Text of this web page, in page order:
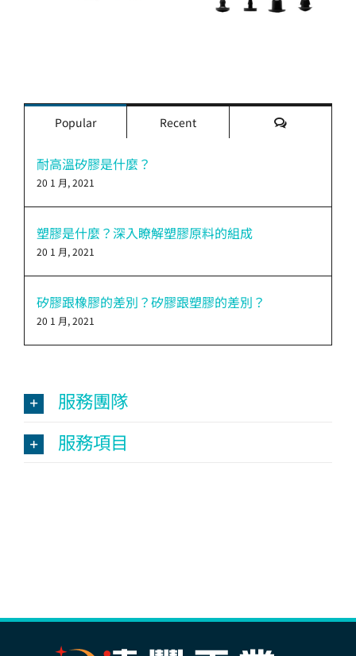
Popular Recent
評
耐高溫矽膠是什麼？
20 1 月, 2021
塑膠是什麼？深入瞭解塑膠原料的組成
20 1 月, 2021
矽膠跟橡膠的差別？矽膠跟塑膠的差別？
20 1 月, 2021
服務團隊
服務項目